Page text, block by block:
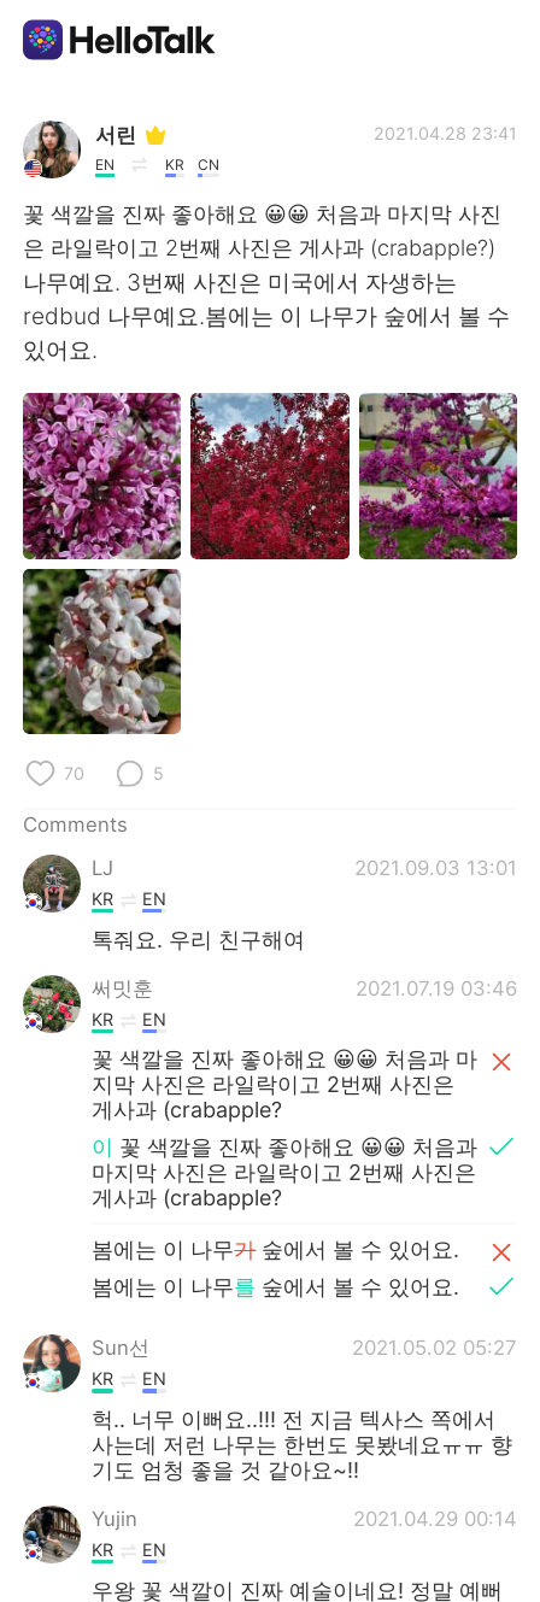
Language Exchange App
AI Grammar Checker
English
简体中文
Español العربية
Français Deutsch
日本語 한국어
Русский
Indonesia
Türkçe
Português
서린
EN KR CN
2021.04.28 23:41
꽃 색깔을 진짜 좋아해요 😀😀 처음과 마지막 사진
은 라일락이고 2번째 사진은 게사과 (crabapple?)
나무예요. 3번째 사진은 미국에서 자생하는
redbud 나무예요.봄에는 이 나무가 숲에서 볼 수
있어요.
70 5
Comments
LJ
2021.09.03 13:01
KR EN
톡줘요. 우리 친구해여
써밋훈 2021.07.19 03:46
KR EN
꽃 색깔을 진짜 좋아해요 😀😀 처음과 마
지막 사진은 라일락이고 2번째 사진은
게사과 (crabapple?
이 꽃 색깔을 진짜 좋아해요 😀😀 처음과
마지막 사진은 라일락이고 2번째 사진은
게사과 (crabapple?
봄에는 이 나무가숲에서 볼 수 있어요.
봄에는 이 나무를 숲에서 볼 수 있어요.
Sun선 2021.05.02 05:27
KR EN
헉.. 너무 이뻐요..!!! 전 지금 텍사스 쪽에서
사는데 저런 나무는 한번도 못봤네요ㅠㅠ 향
기도 엄청 좋을 것 같아요~!!
Yujin 2021.04.29 00:14
KR EN
우왕 꽃 색깔이 진짜 예술이네요! 정말 예뻐